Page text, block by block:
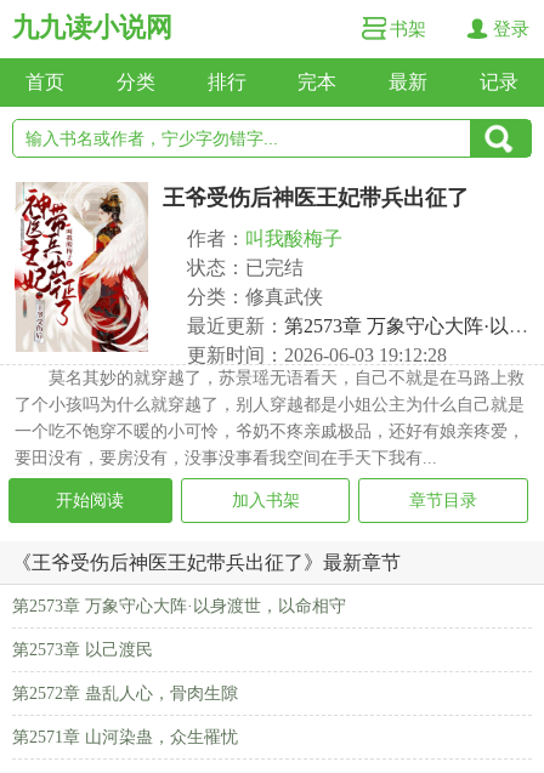
九九读小说网 书架 登录
首页 分类 排行 完本 最新 记录
王爷受伤后神医王妃带兵出征了
作者： 叫我酸梅子
状态：已完结
分类：修真武侠
最近更新： 第2573章 万象守心大阵·以身渡世，以命相守
更新时间：2026-06-03 19:12:28
莫名其妙的就穿越了，苏景瑶无语看天，自己不就是在马路上救
了个小孩吗为什么就穿越了，别人穿越都是小姐公主为什么自己就是
一个吃不饱穿不暖的小可怜，爷奶不疼亲戚极品，还好有娘亲疼爱，
要田没有，要房没有，没事没事看我空间在手天下我有...
开始阅读 加入书架 章节目录
《王爷受伤后神医王妃带兵出征了》最新章节
第2573章 万象守心大阵·以身渡世，以命相守
第2573章 以己渡民
第2572章 蛊乱人心，骨肉生隙
第2571章 山河染蛊，众生罹忧